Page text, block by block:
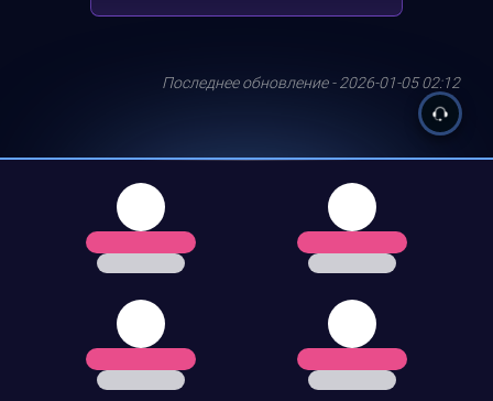
Последнее обновление - 2026-01-05 02:12